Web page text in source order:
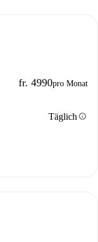
fr. 4990pro Monat
Täglichinfo